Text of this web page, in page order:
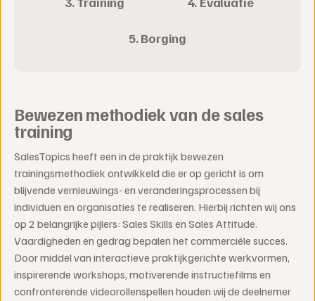
5. Borging
Bewezen methodiek van de sales
training
SalesTopics heeft een in de praktijk bewezen
trainingsmethodiek ontwikkeld die er op gericht is om
blijvende vernieuwings- en veranderingsprocessen bij
individuen en organisaties te realiseren. Hierbij richten wij ons
op 2 belangrijke pijlers: Sales Skills en Sales Attitude.
Vaardigheden en gedrag bepalen het commerciële succes.
Door middel van interactieve praktijkgerichte werkvormen,
inspirerende workshops, motiverende instructiefilms en
confronterende videorollenspellen houden wij de deelnemer